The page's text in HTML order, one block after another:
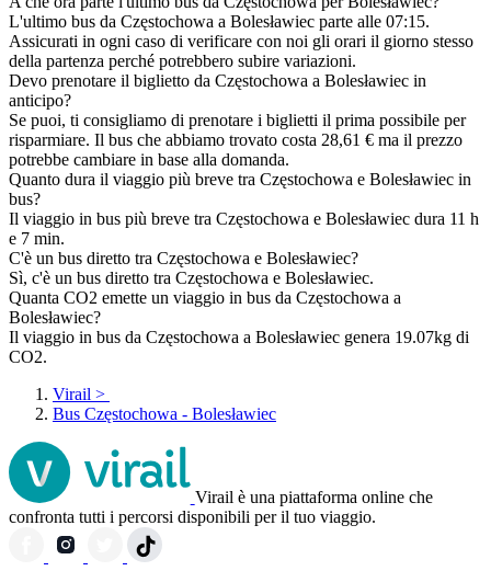
L'ultimo bus da Częstochowa a Bolesławiec parte alle 07:15.
Assicurati in ogni caso di verificare con noi gli orari il giorno stesso
della partenza perché potrebbero subire variazioni.
Devo prenotare il biglietto da Częstochowa a Bolesławiec in
anticipo?
Se puoi, ti consigliamo di prenotare i biglietti il prima possibile per
risparmiare. Il bus che abbiamo trovato costa 28,61 € ma il prezzo
potrebbe cambiare in base alla domanda.
Quanto dura il viaggio più breve tra Częstochowa e Bolesławiec in
bus?
Il viaggio in bus più breve tra Częstochowa e Bolesławiec dura 11 h
e 7 min.
C'è un bus diretto tra Częstochowa e Bolesławiec?
Sì, c'è un bus diretto tra Częstochowa e Bolesławiec.
Quanta CO2 emette un viaggio in bus da Częstochowa a
Bolesławiec?
Il viaggio in bus da Częstochowa a Bolesławiec genera 19.07kg di
CO2.
Virail >
Bus Częstochowa - Bolesławiec
Virail è una piattaforma online che
confronta tutti i percorsi disponibili per il tuo viaggio.